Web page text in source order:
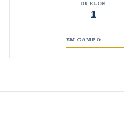
DUELOS
1
EM CAMPO